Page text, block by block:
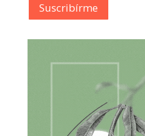
Suscribírme